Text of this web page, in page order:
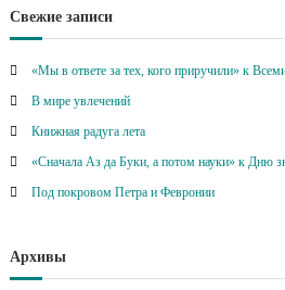
Свежие записи
«Мы в ответе за тех, кого приручили» к
В мире увлечений
Книжная радуга лета
«Сначала Аз да Буки, а потом науки» к Дню
Под покровом Петра и Февронии
Архивы